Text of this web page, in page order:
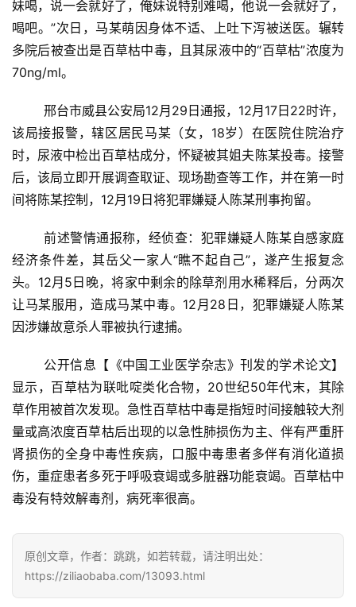
稿
每
日
妹喝，说一会就好了，俺妹说特别难喝，他说一会就好了，
喝吧。”次日，马某萌因身体不适、上吐下泻被送医。辗转
多院后被查出是百草枯中毒，且其尿液中的“百草枯”浓度为
70ng/ml。
该局接报警，辖区居民马某（女，18岁）在医院住院治疗
时，尿液中检出百草枯成分，怀疑被其姐夫陈某投毒。接警
后，该局立即开展调查取证、现场勘查等工作，并在第一时
间将陈某控制，12月19日将犯罪嫌疑人陈某刑事拘留。
	前述警情通报称，经侦查：犯罪嫌疑人陈某自感家庭
经济条件差，其岳父一家人“瞧不起自己”，遂产生报复念
头。12月5日晚，将家中剩余的除草剂用水稀释后，分两次
让马某服用，造成马某中毒。12月28日，犯罪嫌疑人陈某
因涉嫌故意杀人罪被执行逮捕。
显示，百草枯为联吡啶类化合物，20世纪50年代末，其除
草作用被首次发现。急性百草枯中毒是指短时间接触较大剂
量或高浓度百草枯后出现的以急性肺损伤为主、伴有严重肝
肾损伤的全身中毒性疾病，口服中毒患者多伴有消化道损
伤，重症患者多死于呼吸衰竭或多脏器功能衰竭。百草枯中
毒没有特效解毒剂，病死率很高。
原创文章，作者：跳跳，如若转载，请注明出处：
https://ziliaobaba.com/13093.html